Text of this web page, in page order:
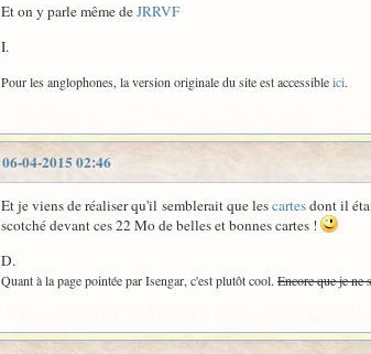
Et on y parle même deJRRVF
I.
Pour les anglophones, la version originale du site est accessibleici.
06-04-2015 02:46
Et je viens de réaliser qu'il semblerait que lescartesdont il
scotché devant ces 22 Mo de belles et bonnes cartes !
D.
Quant à la page pointée par Isengar, c'est plutôt cool. Encore que je ne